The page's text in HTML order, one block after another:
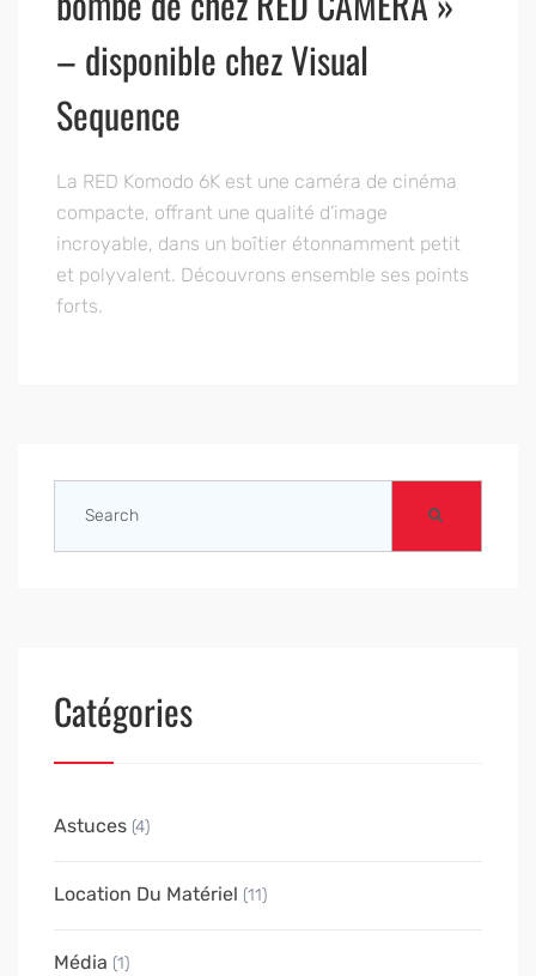
– disponible chez Visual
Sequence
La RED Komodo 6K est une caméra de cinéma
compacte, offrant une qualité d’image
incroyable, dans un boîtier étonnamment petit
et polyvalent. Découvrons ensemble ses points
forts.
Catégories
Astuces (4)
Location Du Matériel (11)
Média (1)